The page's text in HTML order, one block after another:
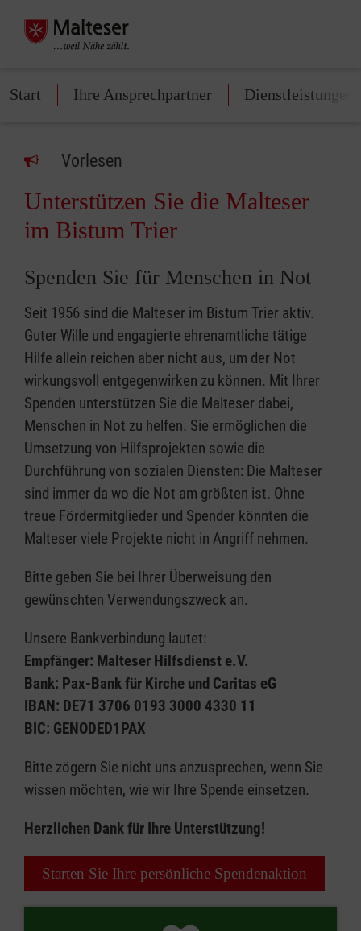
Start Ihre Ansprechpartner Dienstleistungen
Vorlesen
Unterstützen Sie die Malteser
im Bistum Trier
Spenden Sie für Menschen in Not
Seit 1956 sind die Malteser im Bistum Trier aktiv.
Guter Wille und engagierte ehrenamtliche tätige
Hilfe allein reichen aber nicht aus, um der Not
wirkungsvoll entgegenwirken zu können. Mit Ihrer
Spenden unterstützen Sie die Malteser dabei,
Menschen in Not zu helfen. Sie ermöglichen die
Umsetzung von Hilfsprojekten sowie die
Durchführung von sozialen Diensten: Die Malteser
sind immer da wo die Not am größten ist. Ohne
treue Fördermitglieder und Spender könnten die
Malteser viele Projekte nicht in Angriff nehmen.
Bitte geben Sie bei Ihrer Überweisung den
gewünschten Verwendungszweck an.
Unsere Bankverbindung lautet:
Empfänger: Malteser Hilfsdienst e.V.
Bank: Pax-Bank für Kirche und Caritas eG
IBAN: DE71 3706 0193 3000 4330 11
BIC: GENODED1PAX
Bitte zögern Sie nicht uns anzusprechen, wenn Sie
wissen möchten, wie wir Ihre Spende einsetzen.
Herzlichen Dank für Ihre Unterstützung!
Starten Sie Ihre persönliche Spendenaktion